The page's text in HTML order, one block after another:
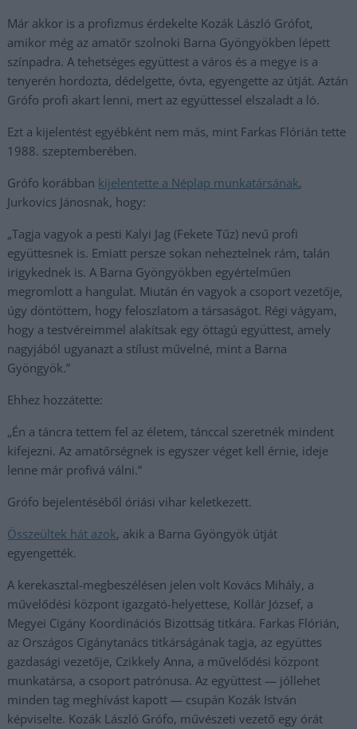
Már akkor is a profizmus érdekelte Kozák László Grófot,
amikor még az amatőr szolnoki Barna Gyöngyökben lépett
színpadra. A tehetséges együttest a város és a megye is a
tenyerén hordozta, dédelgette, óvta, egyengette az útját. Aztán
Grófo profi akart lenni, mert az együttessel elszaladt a ló.
Ezt a kijelentést egyébként nem más, mint Farkas Flórián tette
1988. szeptemberében.
Grófo korábban kijelentette a Néplap munkatársának,
Jurkovics Jánosnak, hogy:
„Tagja vagyok a pesti Kalyi Jag (Fekete Tűz) nevű profi
együttesnek is. Emiatt persze sokan neheztelnek rám, talán
irigykednek is. A Barna Gyöngyökben egyértelműen
megromlott a hangulat. Miután én vagyok a csoport vezetője,
úgy döntöttem, hogy feloszlatom a társaságot. Régi vágyam,
hogy a testvéreimmel alakítsak egy öttagú együttest, amely
nagyjából ugyanazt a stílust művelné, mint a Barna
Gyöngyök.”
Ehhez hozzátette:
„Én a táncra tettem fel az életem, tánccal szeretnék mindent
kifejezni. Az amatőrségnek is egyszer véget kell érnie, ideje
lenne már profivá válni.”
Grófo bejelentéséből óriási vihar keletkezett.
Összeültek hát azok, akik a Barna Gyöngyök útját
egyengették.
A kerekasztal-megbeszélésen jelen volt Kovács Mihály, a
művelődési központ igazgató-helyettese, Kollár József, a
Megyei Cigány Koordinációs Bizottság titkára. Farkas Flórián,
az Országos Cigánytanács titkárságának tagja, az együttes
gazdasági vezetője, Czikkely Anna, a művelődési központ
munkatársa, a csoport patrónusa. Az együttest — jóllehet
minden tag meghívást kapott — csupán Kozák István
képviselte. Kozák László Grófo, művészeti vezető egy órát